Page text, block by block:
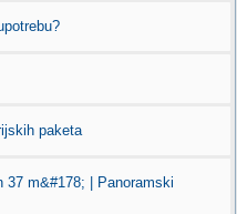
paketa
37 m&#178; | Panoramski